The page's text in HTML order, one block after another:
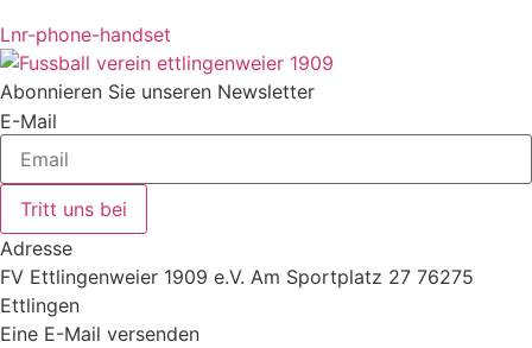
Lnr-phone-handset
Abonnieren Sie unseren Newsletter
E-Mail
Tritt uns bei
Adresse
FV Ettlingenweier 1909 e.V. Am Sportplatz 27 76275
Ettlingen
Eine E-Mail versenden